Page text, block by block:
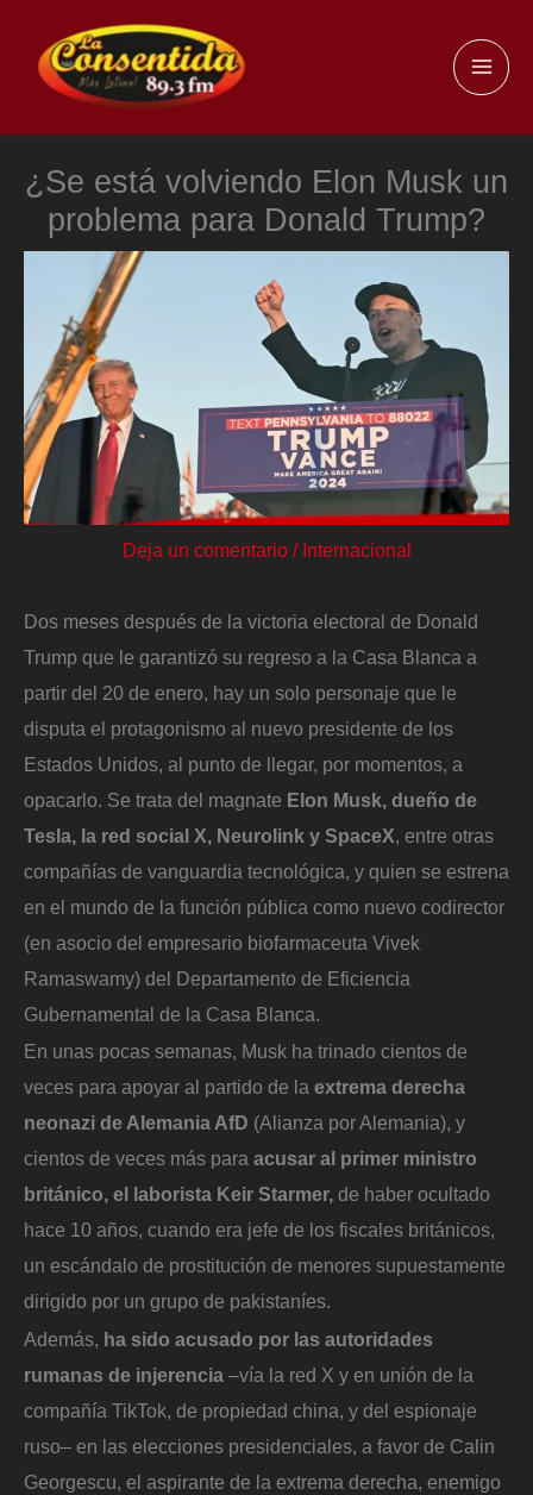
contenido
¿Se está volviendo Elon Musk un
problema para Donald Trump?
Deja un comentario / Internacional
Dos meses después de la victoria electoral de Donald
Trump que le garantizó su regreso a la Casa Blanca a
partir del 20 de enero, hay un solo personaje que le
disputa el protagonismo al nuevo presidente de los
Estados Unidos, al punto de llegar, por momentos, a
opacarlo. Se trata del magnate Elon Musk, dueño de
Tesla, la red social X, Neurolink y SpaceX, entre otras
compañías de vanguardia tecnológica, y quien se estrena
en el mundo de la función pública como nuevo codirector
(en asocio del empresario biofarmaceuta Vivek
Ramaswamy) del Departamento de Eficiencia
Gubernamental de la Casa Blanca.
En unas pocas semanas, Musk ha trinado cientos de
veces para apoyar al partido de la extrema derecha
neonazi de Alemania AfD (Alianza por Alemania), y
cientos de veces más para acusar al primer ministro
británico, el laborista Keir Starmer, de haber ocultado
hace 10 años, cuando era jefe de los fiscales británicos,
un escándalo de prostitución de menores supuestamente
dirigido por un grupo de pakistaníes.
Además, ha sido acusado por las autoridades
rumanas de injerencia –vía la red X y en unión de la
compañía TikTok, de propiedad china, y del espionaje
ruso– en las elecciones presidenciales, a favor de Calin
Georgescu, el aspirante de la extrema derecha, enemigo